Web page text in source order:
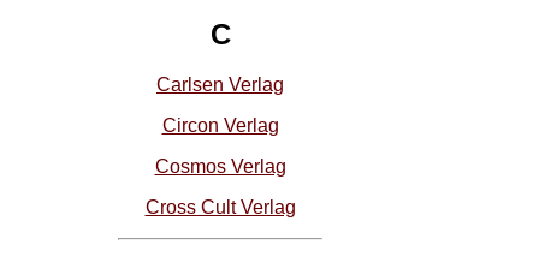
C
Carlsen Verlag
Circon Verlag
Cosmos Verlag
Cross Cult Verlag